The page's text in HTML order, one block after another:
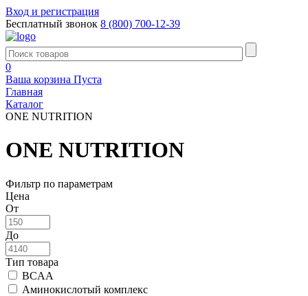
Вход и регистрация
Бесплатный звонок 8 (800) 700-12-39
0
Ваша корзина Пуста
Главная
Каталог
ONE NUTRITION
ONE NUTRITION
Фильтр по параметрам
Цена
От
До
Тип товара
BCAA
Аминокислотый комплекс